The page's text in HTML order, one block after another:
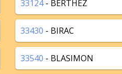
33124- BERTHEZ
33430 - BIRAC
33540 - BLASIMON